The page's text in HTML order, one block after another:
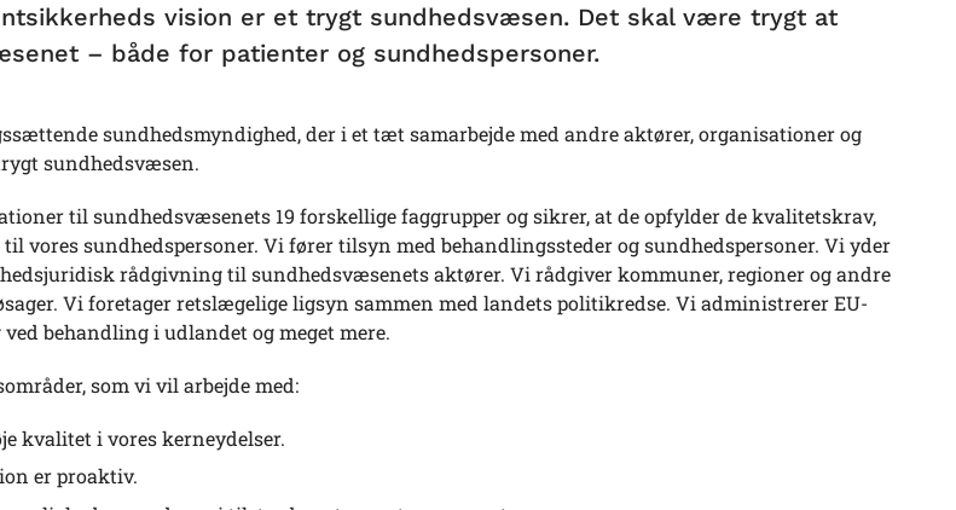
vision er et trygt sundhedsvæsen. Det skal være trygt at
– både for patienter og sundhedspersoner.
sundhedsmyndighed, der i et tæt samarbejde med andre aktører, organisationer og
sundhedsvæsen.
til sundhedsvæsenets 19 forskellige faggrupper og sikrer, at de opfylder de kvalitetskrav,
vores sundhedspersoner. Vi fører tilsyn med behandlingssteder og sundhedspersoner. Vi yder
rådgivning til sundhedsvæsenets aktører. Vi rådgiver kommuner, regioner og andre
Vi foretager retslægelige ligsyn sammen med landets politikredse. Vi administrerer EU-
behandling i udlandet og meget mere.
som vi vil arbejde med:
kvalitet i vores kerneydelser.
er proaktiv.